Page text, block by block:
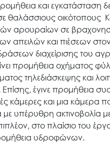
και
θαλάσσιους οικότοπους
αρουραίων σε
απειλών και πιέσεων
διαχείρισης του
προμήθεια οχήματος
τηλεδιάσκεψης και
έγινε προμήθεια
κάμερες και μια κάμερα
με υπέρυθρη
στο πλαίσιο του
υδροφώνων.